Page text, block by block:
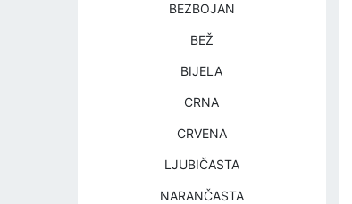
BEZBOJAN
BEŽ
BIJELA
CRNA
CRVENA
LJUBIČASTA
NARANČASTA